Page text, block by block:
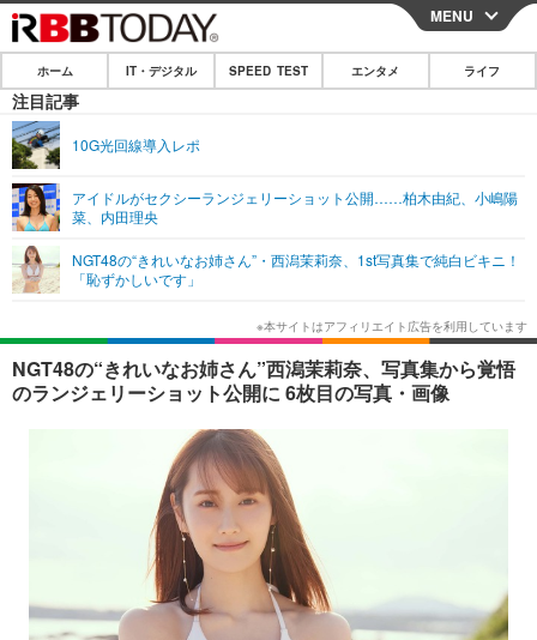
CLOSE
ホーム
IT・デジタル
ネタ
ショッピング その他
SPEED TEST
エンタメ
エンタメTOP
韓国・芸能
音楽 スポーツ
ショッピング
ライフ
ライフTOP グルメ
ペット ショッピング
リリース一覧
プッシュ通知の停止方法
MENU
ホーム IT・デジタル SPEED TEST エンタメ ライフ
注目記事
10G光回線導入レポ
アイドルがセクシーランジェリーショット公開……柏木由紀、小嶋陽
菜、内田理央
NGT48の“きれいなお姉さん”・西潟茉莉奈、1st写真集で純白ビキニ！
「恥ずかしいです」
NGT48の“きれいなお姉さん”西潟茉莉奈、写真集から覚悟
のランジェリーショット公開に 6枚目の写真・画像